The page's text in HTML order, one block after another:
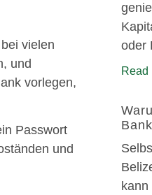
vielen
und
vorlegen,
Passwort
und
oder
Read